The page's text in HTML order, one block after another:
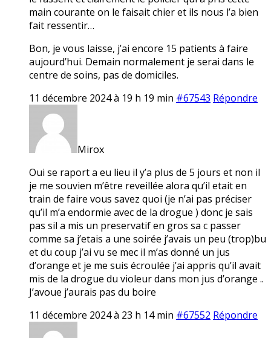
main courante on le faisait chier et ils nous l’a bien
fait ressentir…
Bon, je vous laisse, j’ai encore 15 patients à faire
aujourd’hui. Demain normalement je serai dans le
centre de soins, pas de domiciles.
11 décembre 2024 à 19 h 19 min #67543 Répondre
Mirox
Oui se raport a eu lieu il y’a plus de 5 jours et non il
je me souvien m’être reveillée alora qu’il etait en
train de faire vous savez quoi (je n’ai pas préciser
qu’il m’a endormie avec de la drogue ) donc je sais
pas sil a mis un preservatif en gros sa c passer
comme sa j’etais a une soirée j’avais un peu (trop)bu
et du coup j’ai vu se mec il m’as donné un jus
d’orange et je me suis écroulée j’ai appris qu’il avait
mis de la drogue du violeur dans mon jus d’orange ..
J’avoue j’aurais pas du boire
11 décembre 2024 à 23 h 14 min #67552 Répondre